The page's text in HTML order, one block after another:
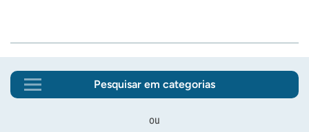
Pesquisar em categorias
ou